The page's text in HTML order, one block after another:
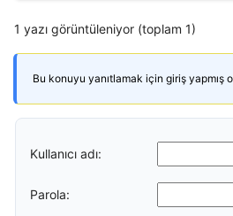
1 yazı görüntüleniyor (toplam 1)
Bu konuyu yanıtlamak için giriş yapmış
Kullanıcı adı:
Parola: